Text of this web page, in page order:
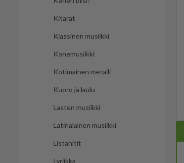
Kitarat
Klassinen musiikki
Konemusiikki
Kotimainen metalli
Kuoro ja laulu
Lasten musiikki
Latinalainen musiikki
Listahitit
Lyriikka